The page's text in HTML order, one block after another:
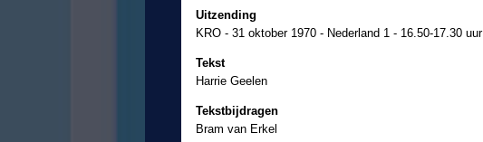
Uitzending
KRO - 31 oktober 1970 - Nederland 1 - 16.50-17.30 uur
Tekst
Harrie Geelen
Tekstbijdragen
Bram van Erkel